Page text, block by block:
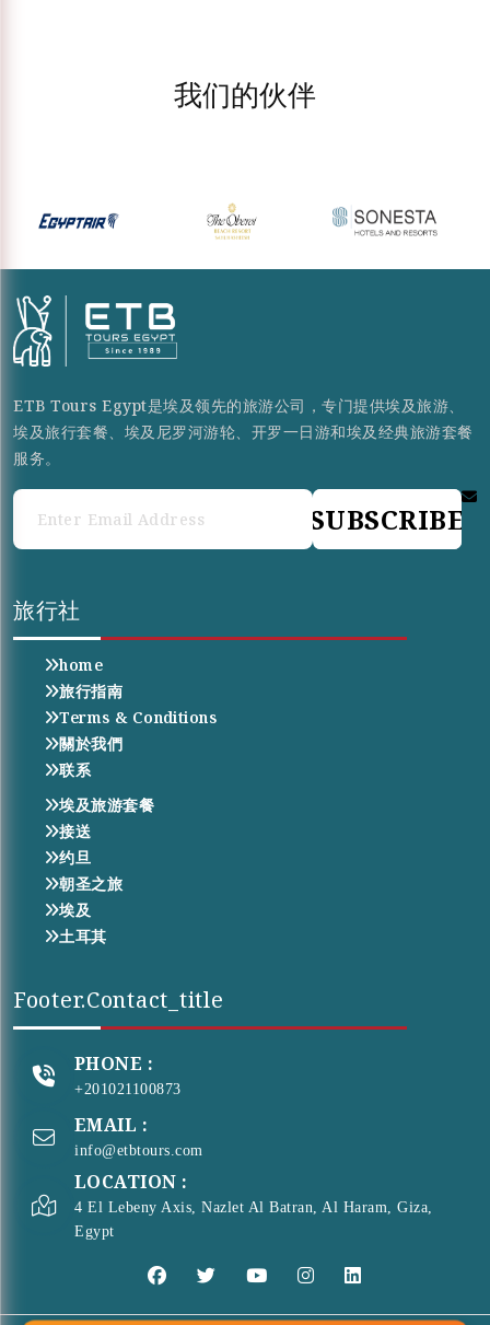
我们的伙伴
ETB Tours Egypt是埃及领先的旅游公司，专门提供埃及旅游、
埃及旅行套餐、埃及尼罗河游轮、开罗一日游和埃及经典旅游套餐
服务。
SUBSCRIBE
旅行社
home
旅行指南
Terms & Conditions
關於我們
联系
埃及旅游套餐
接送
约旦
朝圣之旅
埃及
土耳其
Footer.contact_title
PHONE :
+201021100873
EMAIL :
info@etbtours.com
LOCATION :
4 El Lebeny Axis, Nazlet Al Batran, Al Haram, Giza,
Egypt